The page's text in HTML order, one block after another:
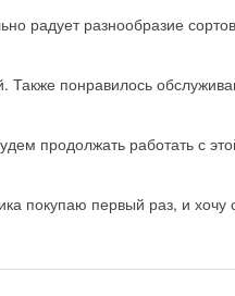
разнообразие
понравилось
продолжать работать с
первый раз, и хочу